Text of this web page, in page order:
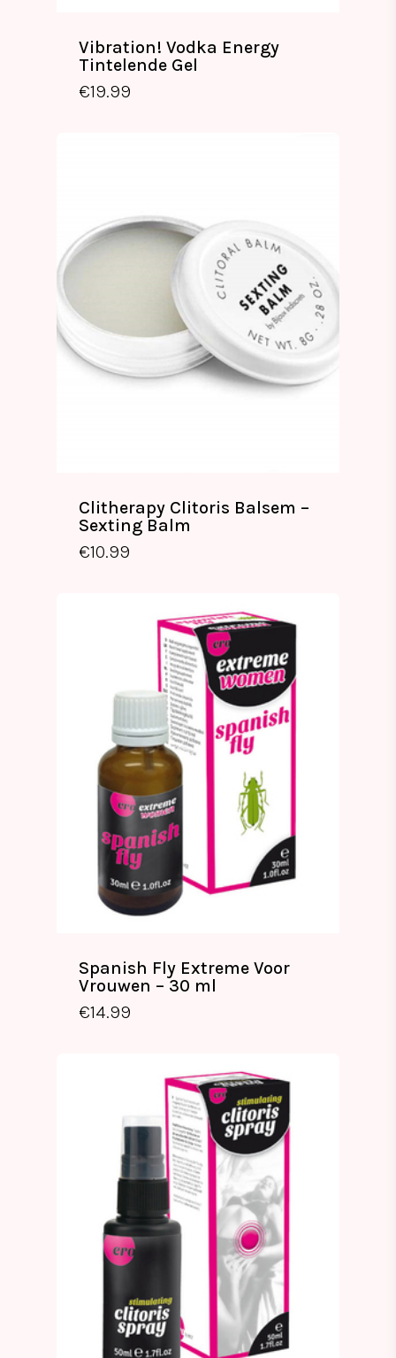
Vibration! Vodka Energy
Tintelende Gel
€19.99
€19.99
Clitherapy Clitoris Balsem –
Sexting Balm
€10.99
€
Spanish Fly Extreme Voor
Vrouwen – 30 ml
€14.99
€ 14.99